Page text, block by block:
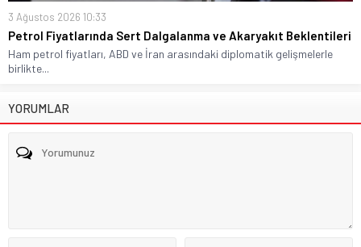
3 Ağustos 2026 10:33
Petrol Fiyatlarında Sert Dalgalanma ve Akaryakıt Beklentileri
Ham petrol fiyatları, ABD ve İran arasındaki diplomatik gelişmelerle
birlikte...
YORUMLAR